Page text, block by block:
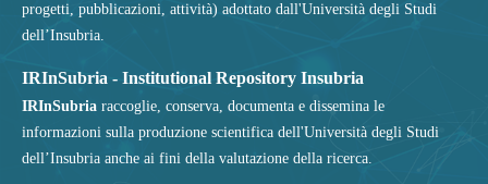
progetti, pubblicazioni, attività) adottato dall'Università degli Studi
dell’Insubria.
IRInSubria - Institutional Repository Insubria
IRInSubria raccoglie, conserva, documenta e dissemina le
informazioni sulla produzione scientifica dell'Università degli Studi
dell’Insubria anche ai fini della valutazione della ricerca.